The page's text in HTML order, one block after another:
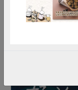
向來不遺餘力
實際減塑外，
潔劑」，於
竹北站、彰化
務社員同時也